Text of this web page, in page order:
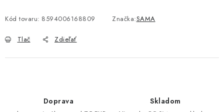
Kód tovaru: 8594006168809 Značka:SAMA
Tlač Zdieľať
Doprava Skladom